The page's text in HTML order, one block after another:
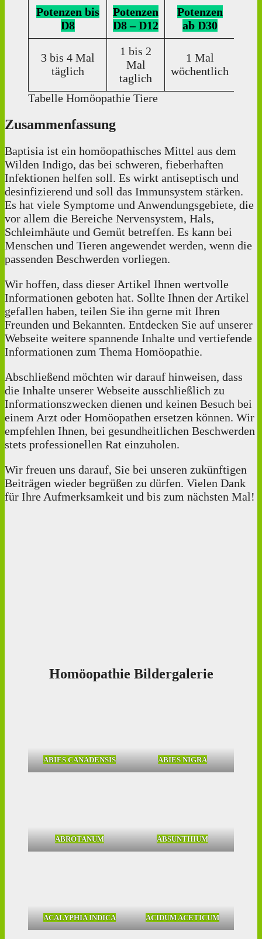
Potenzen bis
D8
Potenzen
D8 – D12
Potenzen
ab D30
3 bis 4 Mal
täglich
1 bis 2
Mal
taglich
1 Mal
wöchentlich
Tabelle Homöopathie Tiere
Zusammenfassung
Baptisia ist ein homöopathisches Mittel aus dem
Wilden Indigo, das bei schweren, fieberhaften
Infektionen helfen soll. Es wirkt antiseptisch und
desinfizierend und soll das Immunsystem stärken.
Es hat viele Symptome und Anwendungsgebiete, die
vor allem die Bereiche Nervensystem, Hals,
Schleimhäute und Gemüt betreffen. Es kann bei
Menschen und Tieren angewendet werden, wenn die
passenden Beschwerden vorliegen.
Wir hoffen, dass dieser Artikel Ihnen wertvolle
Informationen geboten hat. Sollte Ihnen der Artikel
gefallen haben, teilen Sie ihn gerne mit Ihren
Freunden und Bekannten. Entdecken Sie auf unserer
Webseite weitere spannende Inhalte und vertiefende
Informationen zum Thema Homöopathie.
Abschließend möchten wir darauf hinweisen, dass
die Inhalte unserer Webseite ausschließlich zu
Informationszwecken dienen und keinen Besuch bei
einem Arzt oder Homöopathen ersetzen können. Wir
empfehlen Ihnen, bei gesundheitlichen Beschwerden
stets professionellen Rat einzuholen.
Wir freuen uns darauf, Sie bei unseren zukünftigen
Beiträgen wieder begrüßen zu dürfen. Vielen Dank
für Ihre Aufmerksamkeit und bis zum nächsten Mal!
Homöopathie Bildergalerie
ABIES CANADENSIS ABIES NIGRA
ABROTANUM ABSUNTHIUM
ACALYPHIA INDICA ACIDUM ACETICUM